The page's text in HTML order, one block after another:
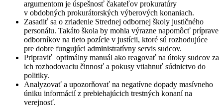
argumentom je úspešnosť čakateľov prokuratúry
v obdobných prokurátorských výberových konaniach.
Zasadiť sa o zriadenie Strednej odbornej školy justičného
personálu. Takáto škola by mohla výrazne napomôcť príprave
odborníkov na tieto pozície v justícii, ktoré sú rozhodujúce
pre dobre fungujúci administratívny servis sudcov.
Pripraviť optimálny manuál ako reagovať na útoky sudcov za
ich rozhodovaciu činnosť a pokusy vtiahnuť súdnictvo do
politiky.
Analyzovať a upozorňovať na negatívne dopady masívneho
úniku informácií z prebiehajúcich trestných konaní na
verejnosť.